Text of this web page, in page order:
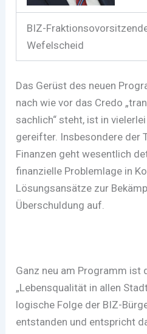
BIZ-
Wefelscheid
Das Gerüst des neuen
nach wie vor das Credo
sachlich“ steht, ist in
gereifter. Insbesondere der
Finanzen geht wesentlich
finanzielle Problemlage in
Lösungsansätze zur
Überschuldung auf.
Ganz neu am Programm ist
„Lebensqualität in allen
logische Folge der BIZ-
entstanden und entspricht